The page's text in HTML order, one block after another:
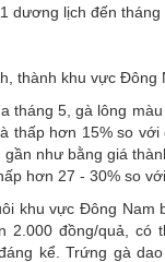
dương lịch đến tháng
thành khu vực Đông
tháng 5, gà lông
thấp hơn 15% so
như bằng giá
hơn 27 - 30% so
khu vực Đông Nam
đồng/quả, có
kể. Trứng gà